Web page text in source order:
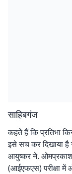
साहिबगंज
कहते हैं कि प्रतिभा
इसे सच कर दिखाया है
आयुष्कर ने. ओमप्रकाश
(आईएफएस) परीक्षा में